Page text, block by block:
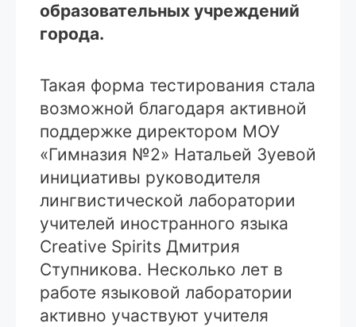
образовательных учреждений
города.
Такая форма тестирования стала
возможной благодаря активной
поддержке директором МОУ
«Гимназия №2» Натальей Зуевой
инициативы руководителя
лингвистической лаборатории
учителей иностранного языка
Creative Spirits Дмитрия
Ступникова. Несколько лет в
работе языковой лаборатории
активно участвуют учителя